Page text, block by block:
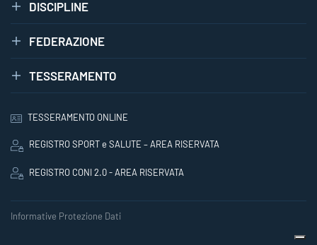
DISCIPLINE
FEDERAZIONE
TESSERAMENTO
TESSERAMENTO ONLINE
REGISTRO SPORT e SALUTE – AREA RISERVATA
REGISTRO CONI 2.0 - AREA RISERVATA
Informative Protezione Dati